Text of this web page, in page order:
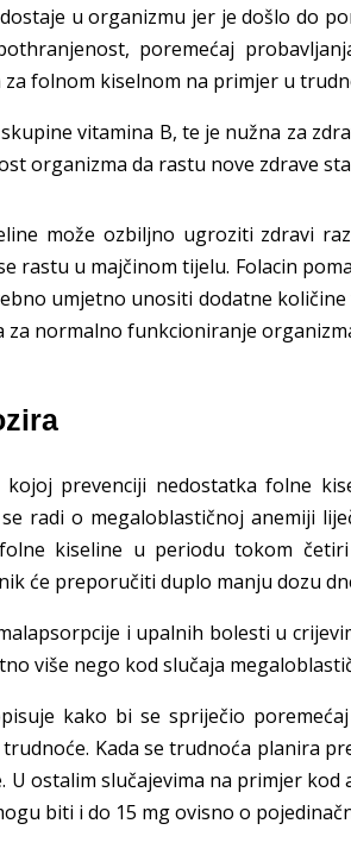
u organizmu jer je došlo do
poremećaj
folnom kiselnom na primjer u
vitamina B, te je nužna za
organizma da rastu nove zdrave
može ozbiljno ugroziti zdravi
rastu u majčinom tijelu. Folacin
umjetno unositi dodatne
za normalno funkcioniranje
prevenciji nedostatka folne
se radi o megaloblastičnoj anemiji
kiseline u periodu tokom četiri
će preporučiti duplo manju dozu
i upalnih bolesti u
više nego kod slučaja
kako bi se spriječio
Kada se trudnoća planira
ostalim slučajevima na primjer
biti i do 15 mg ovisno o